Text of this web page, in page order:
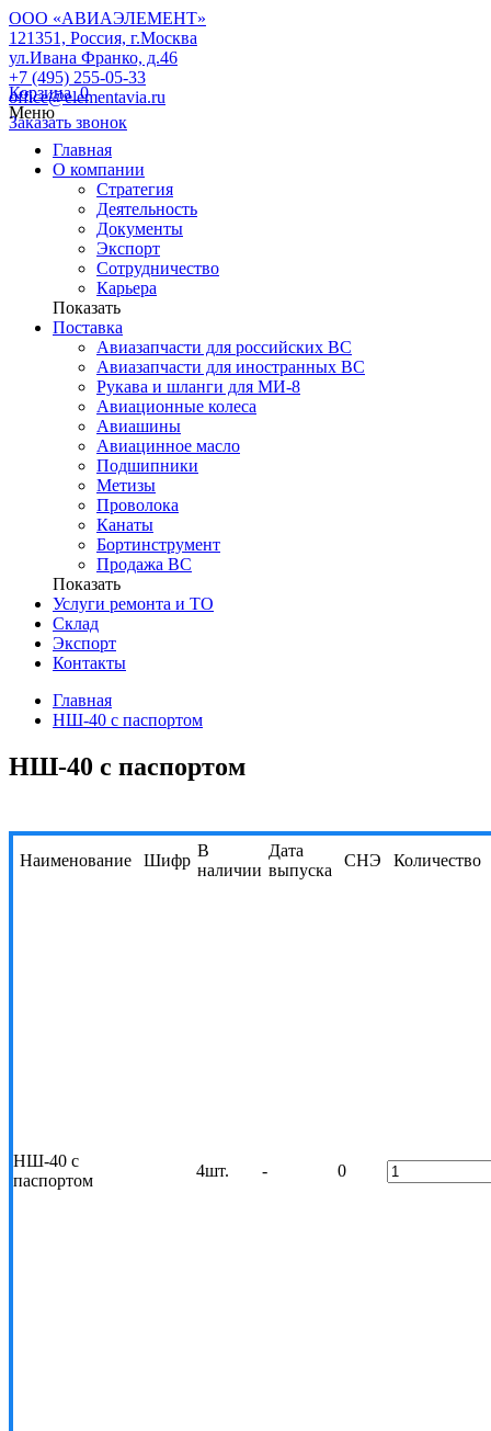
ООО «АВИАЭЛЕМЕНТ»
121351, Россия, г.Москва
ул.Ивана Франко, д.46
+7 (495) 255-05-33
office@elementavia.ru
Заказать звонок
Корзина0
Меню
Главная
О компании
Стратегия
Деятельность
Документы
Экспорт
Сотрудничество
Карьера
Показать
Поставка
Авиазапчасти для российских ВС
Авиазапчасти для иностранных ВС
Рукава и шланги для МИ-8
Авиационные колеса
Авиашины
Авиацинное масло
Подшипники
Метизы
Проволока
Канаты
Бортинструмент
Продажа ВС
Показать
Услуги ремонта и ТО
Склад
Экспорт
Контакты
Главная
НШ-40 с паспортом
НШ-40 с паспортом
Наименование Шифр
В
наличии
Дата
выпуска
СНЭ Количество
НШ-40 с
паспортом
4шт. - 0